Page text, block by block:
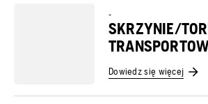
-
SKRZYNIE/
Dowiedz się więcej